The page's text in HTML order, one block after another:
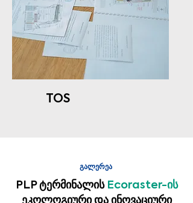
TOS
გალერეა
PLP ტერმინალის Ecoraster-ის
ეკოლოგიური და ინოვაციური